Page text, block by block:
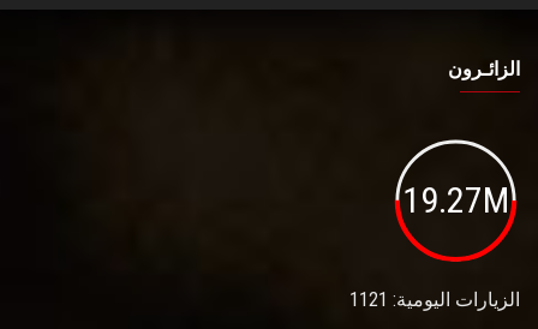
الزائـرون
19.27M
الزيارات اليومية: 1121